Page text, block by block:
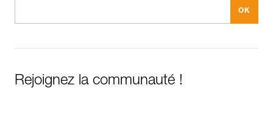
Rejoignez la communauté !